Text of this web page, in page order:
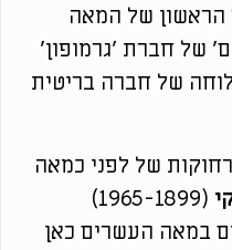
הראשון של המאה
של חברת 'גרמופון'
של חברה בריטית
של לפני כמאה
(1965-1899)
במאה העשרים כאן